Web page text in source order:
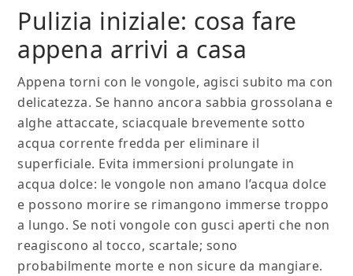
Pulizia iniziale: cosa fare
appena arrivi a casa
Appena torni con le vongole, agisci subito ma con
delicatezza. Se hanno ancora sabbia grossolana e
alghe attaccate, sciacquale brevemente sotto
acqua corrente fredda per eliminare il
superficiale. Evita immersioni prolungate in
acqua dolce: le vongole non amano l’acqua dolce
e possono morire se rimangono immerse troppo
a lungo. Se noti vongole con gusci aperti che non
reagiscono al tocco, scartale; sono
probabilmente morte e non sicure da mangiare.